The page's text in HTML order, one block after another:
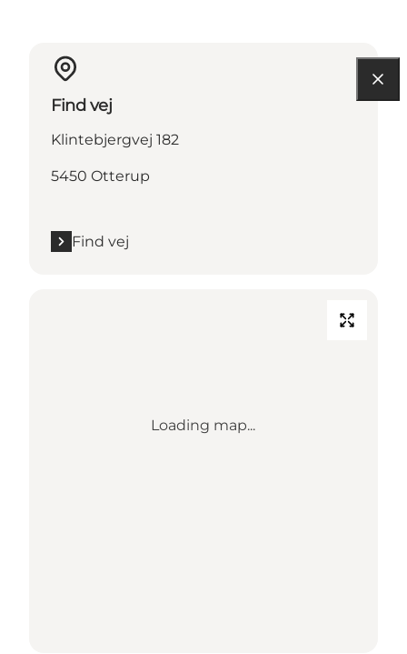
Find vej
Klintebjergvej 182
5450 Otterup
Find vej
Loading map...